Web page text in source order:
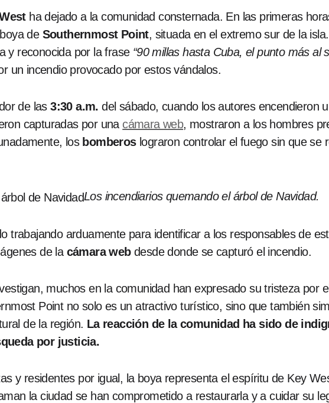
ha dejado a la comunidad consternada. En las primeras
de Southernmost Point, situada en el extremo sur de la
y reconocida por la frase “90 millas hasta Cuba, el punto más al
un incendio provocado por estos vándalos.
de las3:30 a.m. del sábado, cuando los autores encendieron
capturadas por una cámara web, mostraron a los hombres
los bomberoslograron controlar el fuego sin que se
Los incendiarios quemando el árbol de Navidad.
trabajando arduamente para identificar a los responsables de
de la cámara webdesde donde se capturó el incendio.
muchos en la comunidad han expresado su tristeza por
Point no solo es un atractivo turístico, sino que también
de la región. La reacción de la comunidad ha sido de
por justicia.
y residentes por igual, la boya representa el espíritu de Key
la ciudad se han comprometido a restaurarla y a cuidar su